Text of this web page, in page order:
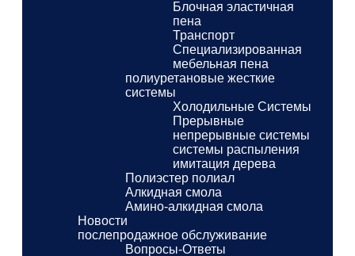
Блочная эластичная
пена
Транспорт
Специализированная
мебельная пена
полиуретановые жесткие
системы
Холодильные Системы
Прерывные
непрерывные системы
системы распыления
имитация дерева
Полиэстер полиал
Алкидная смола
Амино-алкидная смола
Новости
послепродажное обслуживание
Вопросы-Ответы